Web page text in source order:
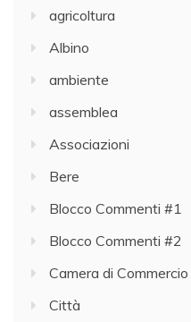
agricoltura
Albino
ambiente
assemblea
Associazioni
Bere
Blocco Commenti #1
Blocco Commenti #2
Camera di Commercio
Città